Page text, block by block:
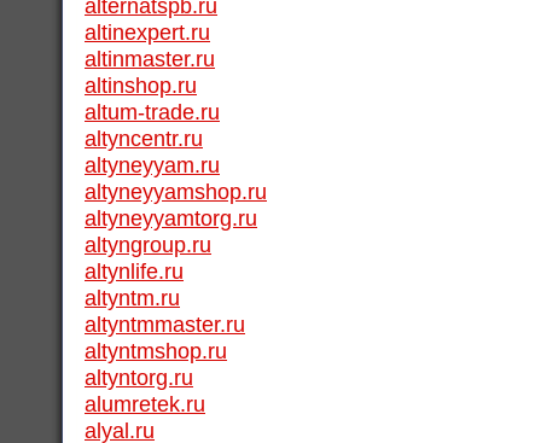
alternatspb.ru
altinexpert.ru
altinmaster.ru
altinshop.ru
altum-trade.ru
altyncentr.ru
altyneyyam.ru
altyneyyamshop.ru
altyneyyamtorg.ru
altyngroup.ru
altynlife.ru
altyntm.ru
altyntmmaster.ru
altyntmshop.ru
altyntorg.ru
alumretek.ru
alyal.ru